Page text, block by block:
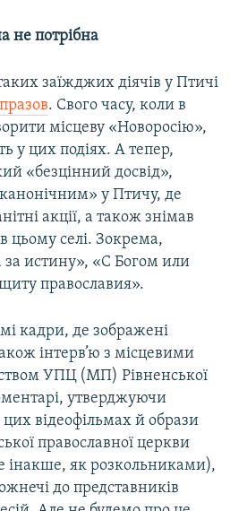
не потрібна
заїжджих діячів у Птичі
. Свого часу, коли в
місцеву «Новоросію»,
у цих подіях. А тепер,
«безцінний досвід»,
у Птичу, де
акції, а також знімав
цьому селі. Зокрема,
истину», «С Богом или
православия».
кадри, де зображені
інтерв’ю з місцевими
УПЦ (МП) Рівненської
утверджуючи
цих відеофільмах й образи
православної церкви
інакше, як розкольниками),
до представників